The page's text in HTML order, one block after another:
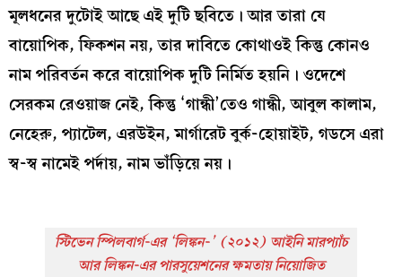
মূলধনের দুটোই আছে এই দুটি ছবিতে। আর তারা যে
বায়োপিক, ফিকশন নয়, তার দাবিতে কোথাওই কিন্তু কোনও
নাম পরিবর্তন করে বায়োপিক দুটি নির্মিত হয়নি। ওদেশে
সেরকম রেওয়াজ নেই, কিন্তু ‘গান্ধী’তেও গান্ধী, আবুল কালাম,
নেহেরু, প্যাটেল, এরউইন, মার্গারেট বুর্ক-হোয়াইট, গডসে এরা
স্ব-স্ব নামেই পর্দায়, নাম ভাঁড়িয়ে নয়।
স্টিভেন স্পিলবার্গ-এর‘লিঙ্কন-’ (২০১২) আইনি মারপ্যাঁচ
আর লিঙ্কন-এর পারসুয়েশনের ক্ষমতায় নিয়োজিত